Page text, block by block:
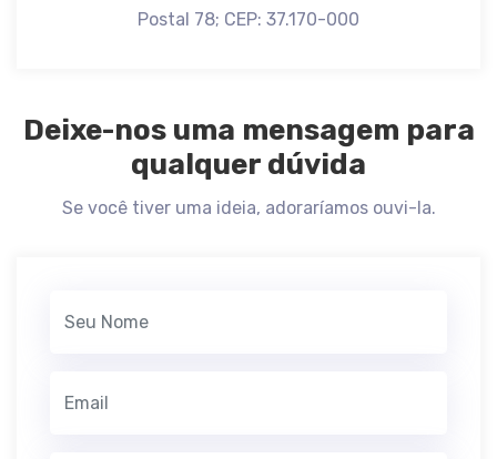
Postal 78; CEP: 37.170-000
Deixe-nos uma mensagem para
qualquer dúvida
Se você tiver uma ideia, adoraríamos ouvi-la.